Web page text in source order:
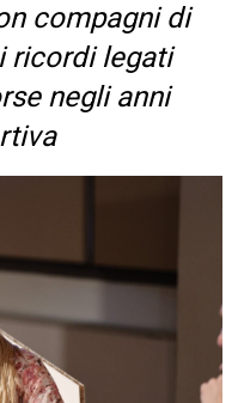
compagni di
ricordi legati
negli anni